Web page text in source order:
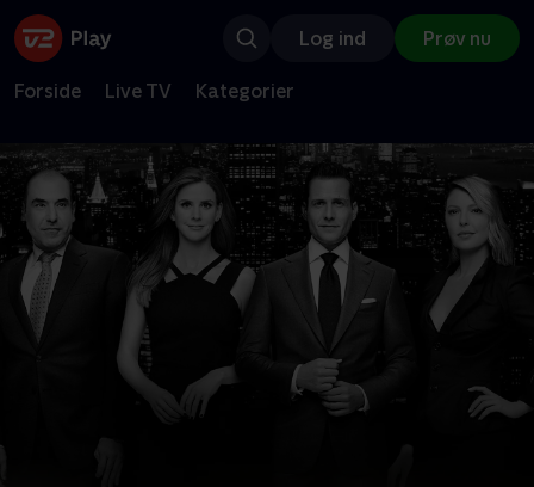
Log ind Prøv nu
Forside Live TV Kategorier